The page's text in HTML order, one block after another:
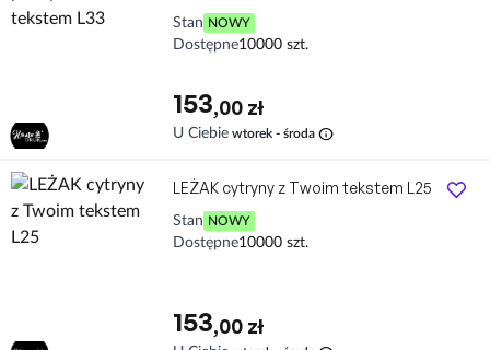
Stan NOWY
Dostępne10000 szt.
153,00 zł
U Ciebie wtorek - środa info
LEŻAK cytryny z Twoim tekstem L25
Stan NOWY
Dostępne10000 szt.
153,00 zł